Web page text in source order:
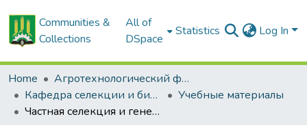
Communities &
Collections
All of
DSpace
Statistics Log In
Home
Агротехнологический факультет
Кафедра селекции и биотехнологии растений
Учебные материалы
Частная селекция и генетика: учебно-методическое пособие для студентов учреждений высшего образования, обучающихся по специальности 1-74 02 02 - Селекция и семеноводство